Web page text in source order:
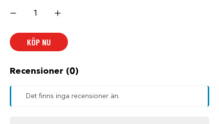
PRO
RÖD
mängd
KÖP NU
Recensioner (0)
Det finns inga recensioner än.